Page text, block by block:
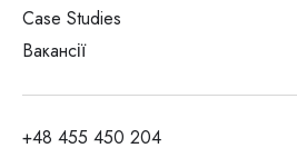
Case Studies
Вакансії
+48 455 450 204